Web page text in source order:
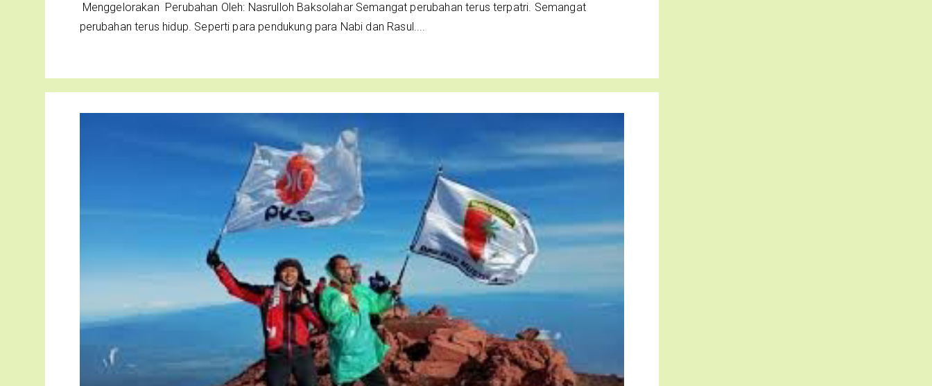
Menggelorakan Perubahan Oleh: Nasrulloh Baksolahar Semangat perubahan terus terpatri. Semangat
perubahan terus hidup. Seperti para pendukung para Nabi dan Rasul....